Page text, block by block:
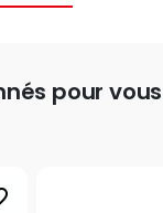
pour vous